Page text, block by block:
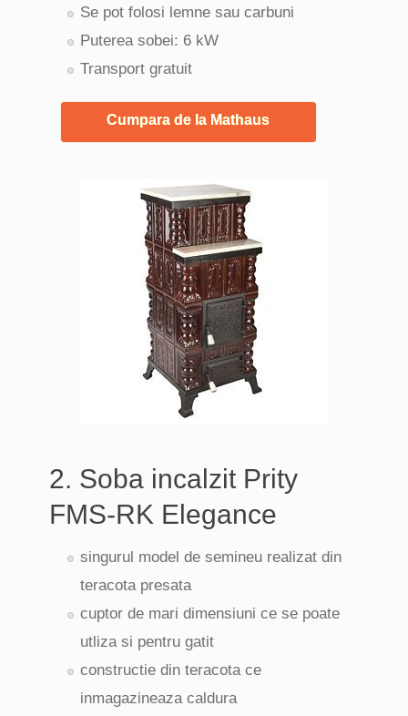
Se pot folosi lemne sau carbuni
Puterea sobei: 6 kW
Transport gratuit
Cumpara de la Mathaus
2. Soba incalzit Prity
FMS-RK Elegance
singurul model de semineu realizat din
teracota presata
cuptor de mari dimensiuni ce se poate
utliza si pentru gatit
constructie din teracota ce
inmagazineaza caldura